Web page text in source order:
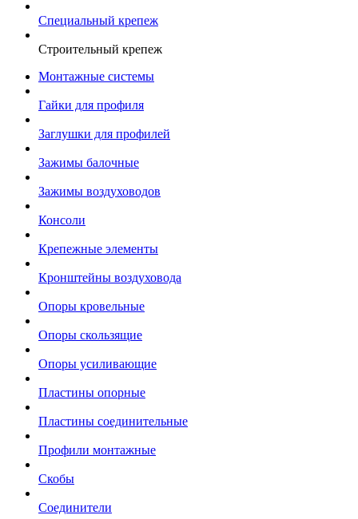
Специальный крепеж
Строительный крепеж
Монтажные системы
Гайки для профиля
Заглушки для профилей
Зажимы балочные
Зажимы воздуховодов
Консоли
Крепежные элементы
Кронштейны воздуховода
Опоры кровельные
Опоры скользящие
Опоры усиливающие
Пластины опорные
Пластины соединительные
Профили монтажные
Скобы
Соединители